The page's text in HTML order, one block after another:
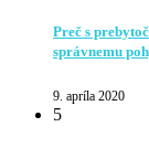
Preč s
správnemu
9. apríla 2020
5